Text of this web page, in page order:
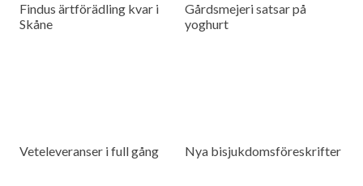
Findus ärtförädling kvar i
Skåne
Gårdsmejeri satsar på
yoghurt
Veteleveranser i full gång Nya bisjukdomsföreskrifter